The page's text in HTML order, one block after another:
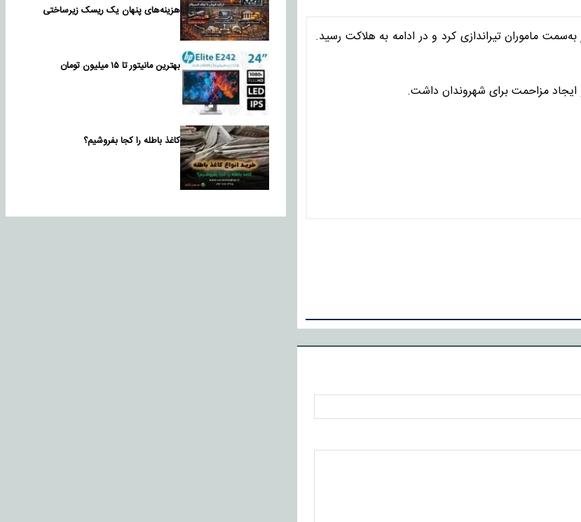
ماموران تیراندازی کرد و در ادامه به هلاکت رسید.
ایجاد مزاحمت برای شهروندان داشت.
هزینه‌های پنهان یک ریسک زیرساختی
بهترین مانیتور تا ۱۵ میلیون تومان
کاغذ باطله را کجا بفروشیم؟